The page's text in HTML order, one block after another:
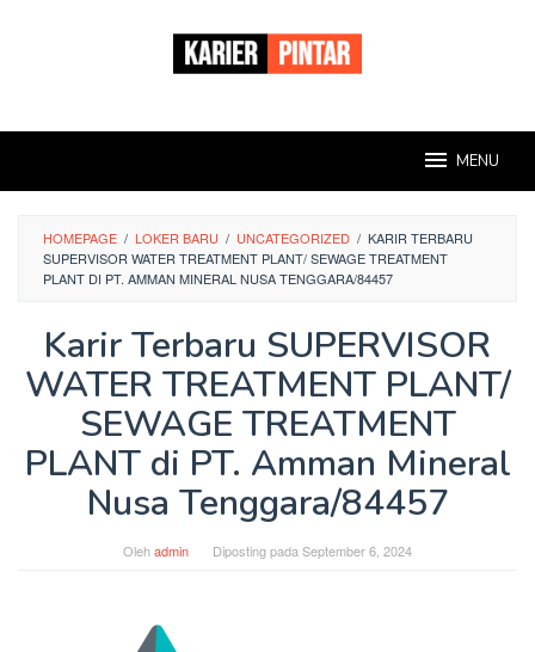
MENU
HOMEPAGE / LOKER BARU / UNCATEGORIZED / KARIR TERBARU
SUPERVISOR WATER TREATMENT PLANT/ SEWAGE TREATMENT
PLANT DI PT. AMMAN MINERAL NUSA TENGGARA/84457
Karir Terbaru SUPERVISOR
WATER TREATMENT PLANT/
SEWAGE TREATMENT
PLANT di PT. Amman Mineral
Nusa Tenggara/84457
Olehadmin Diposting pada September 6, 2024